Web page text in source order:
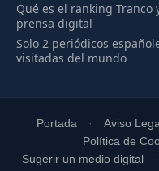
Qué es el ranking
prensa digital
Solo 2 periódicos
visitadas del mundo
Portada Aviso Legal
Política de
Sugerir un medio digital